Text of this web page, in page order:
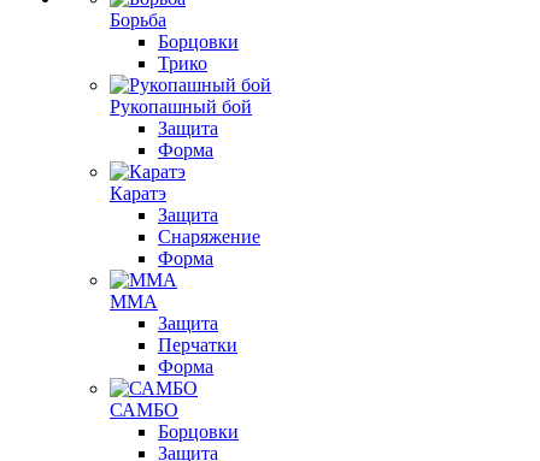
Борьба
Борцовки
Трико
Рукопашный бой
Защита
Форма
Каратэ
Защита
Снаряжение
Форма
ММА
Защита
Перчатки
Форма
САМБО
Борцовки
Защита